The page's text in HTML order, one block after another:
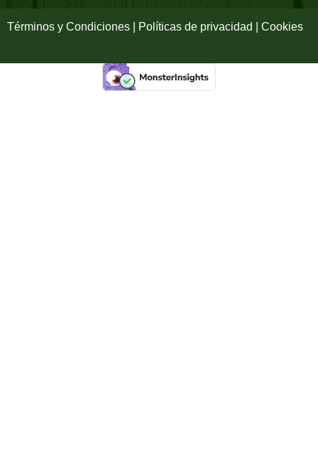
Términos y Condiciones | Políticas de privacidad | Cookies